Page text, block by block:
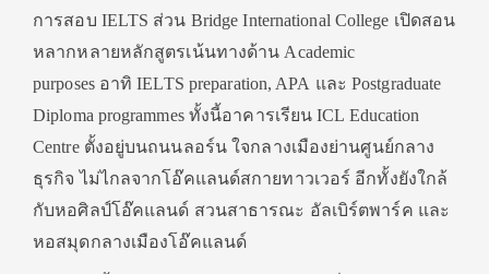
การสอบ IELTS ส่วน Bridge International College เปิดสอน
หลากหลายหลักสูตรเน้นทางด้าน Academic
purposes อาทิ IELTS preparation, APA และ Postgraduate
Diploma programmes ทั้งนี้อาคารเรียน ICL Education
Centre ตั้งอยู่บนถนนลอร์น ใจกลางเมืองย่านศูนย์กลาง
ธุรกิจ ไม่ไกลจากโอ๊คแลนด์สกายทาวเวอร์ อีกทั้งยังใกล้
กับหอศิลป์โอ๊คแลนด์ สวนสาธารณะ อัลเบิร์ตพาร์ค และ
หอสมุดกลางเมืองโอ๊คแลนด์